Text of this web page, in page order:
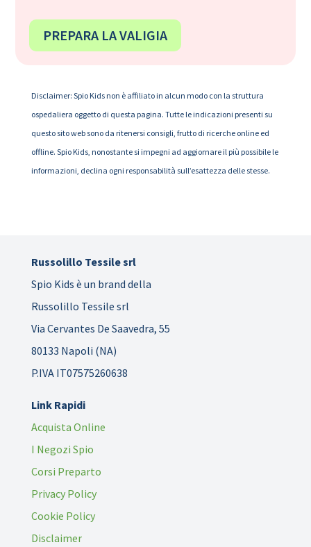
PREPARA LA VALIGIA
Disclaimer: Spio Kids non è affiliato in alcun modo con la struttura
ospedaliera oggetto di questa pagina. Tutte le indicazioni presenti su
questo sito web sono da ritenersi consigli, frutto di ricerche online ed
offline. Spio Kids, nonostante si impegni ad aggiornare il più possibile le
informazioni, declina ogni responsabilità sull’esattezza delle stesse.
Russolillo Tessile srl
Spio Kids è un brand della
Russolillo Tessile srl
Via Cervantes De Saavedra, 55
80133 Napoli (NA)
P.IVA IT07575260638
Link Rapidi
Acquista Online
I Negozi Spio
Corsi Preparto
Privacy Policy
Cookie Policy
Disclaimer